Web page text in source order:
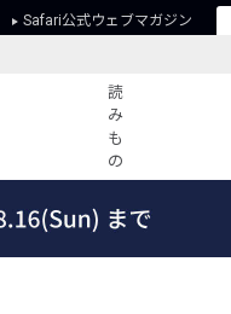
Safari公式ウェブマガジン
読
み
も
の